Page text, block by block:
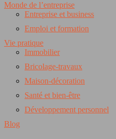
Monde de l’entreprise
Entreprise et business
Emploi et formation
Vie pratique
Immobilier
Bricolage-travaux
Maison-décoration
Santé et bien-être
Développement personnel
Blog